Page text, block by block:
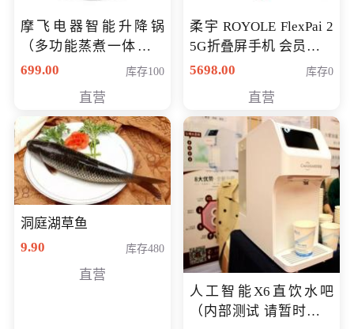
摩飞电器智能升降锅
（多功能蒸煮一体锅）
（智能升降养生锅） 会
699.00 库存100
直营
柔宇 ROYOLE FlexPai 2
5G折叠屏手机 会员专享
购买价格 4998元
5698.00 库存0
直营
洞庭湖草鱼
9.90
库存480
直营
人工智能X6直饮水吧
（内部测试 请暂时不要